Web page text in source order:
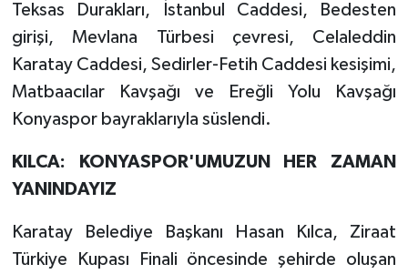
Teksas Durakları, İstanbul Caddesi, Bedesten
girişi, Mevlana Türbesi çevresi, Celaleddin
Karatay Caddesi, Sedirler-Fetih Caddesi kesişimi,
Matbaacılar Kavşağı ve Ereğli Yolu Kavşağı
Konyaspor bayraklarıyla süslendi.
KILCA: KONYASPOR'UMUZUN HER ZAMAN
YANINDAYIZ
Karatay Belediye Başkanı Hasan Kılca, Ziraat
Türkiye Kupası Finali öncesinde şehirde oluşan